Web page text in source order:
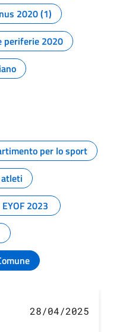
2020 (1)
periferie 2020
per lo sport
EYOF 2023
28/04/2025